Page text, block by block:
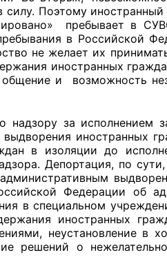
силу. Поэтому
пребывает в
в Российской
не желает их
иностранных
и возможность
надзору за исполнением
иностранных
в изоляции до
Депортация, по
Федерации об
в специальном
иностранных
неустановление в
решений о